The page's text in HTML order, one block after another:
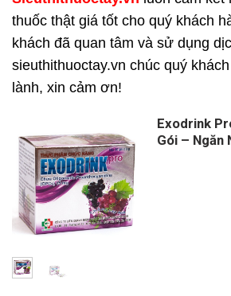
thuốc thật giá tốt cho quý khách
khách đã quan tâm và sử dụng
sieuthithuoctay.vn chúc quý
lành, xin cảm ơn!
Exodrink
Gói – Ngăn